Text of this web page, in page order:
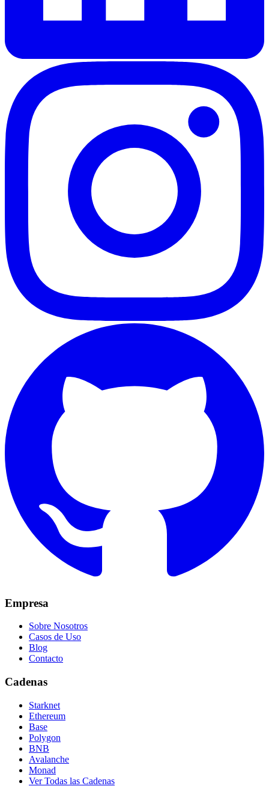
Empresa
Sobre Nosotros
Casos de Uso
Blog
Contacto
Cadenas
Starknet
Ethereum
Base
Polygon
BNB
Avalanche
Monad
Ver Todas las Cadenas